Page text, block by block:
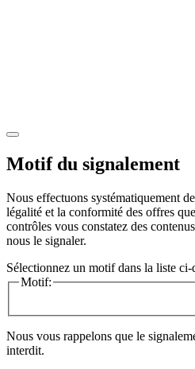
Motif du signalement
Nous effectuons systématiquement
légalité et la conformité des offres
contrôles vous constatez des
nous le signaler.
Sélectionnez un motif dans la liste ci-
Motif:
Nous vous rappelons que le
interdit.